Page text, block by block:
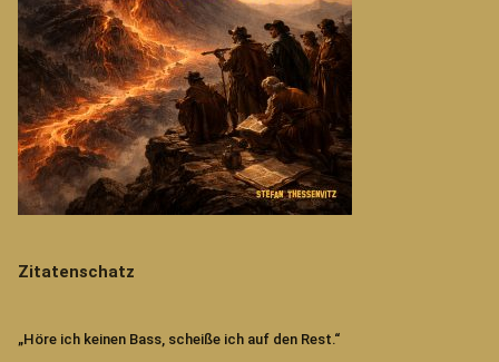
Zitatenschatz
„Höre ich keinen Bass, scheiße ich auf den Rest.“